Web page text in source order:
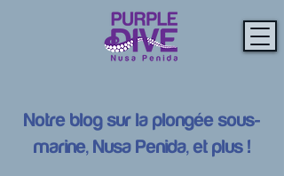
Notre blog sur la plongée sous-
marine, Nusa Penida, et plus !